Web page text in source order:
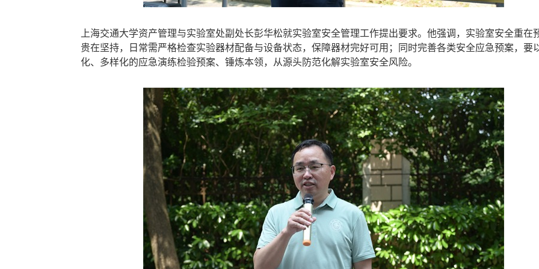
上海交通大学资产管理与实验室处副处长彭华松就实验室安全管理工作提出要求。他强调，实验室安全重在
贵在坚持，日常需严格检查实验器材配备与设备状态，保障器材完好可用；同时完善各类安全应急预案，要
化、多样化的应急演练检验预案、锤炼本领，从源头防范化解实验室安全风险。